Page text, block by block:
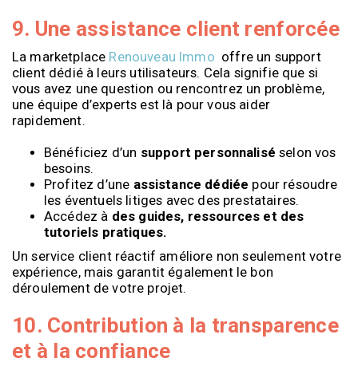
9. Une assistance client renforcée
La marketplace Renouveau Immo offre un support
client dédié à leurs utilisateurs. Cela signifie que si
vous avez une question ou rencontrez un problème,
une équipe d’experts est là pour vous aider
rapidement.
Bénéficiez d’un support personnalisé selon vos
besoins.
Profitez d’une assistance dédiée pour résoudre
les éventuels litiges avec des prestataires.
Accédez à des guides, ressources et des
tutoriels pratiques.
Un service client réactif améliore non seulement votre
expérience, mais garantit également le bon
déroulement de votre projet.
10. Contribution à la transparence
et à la confiance